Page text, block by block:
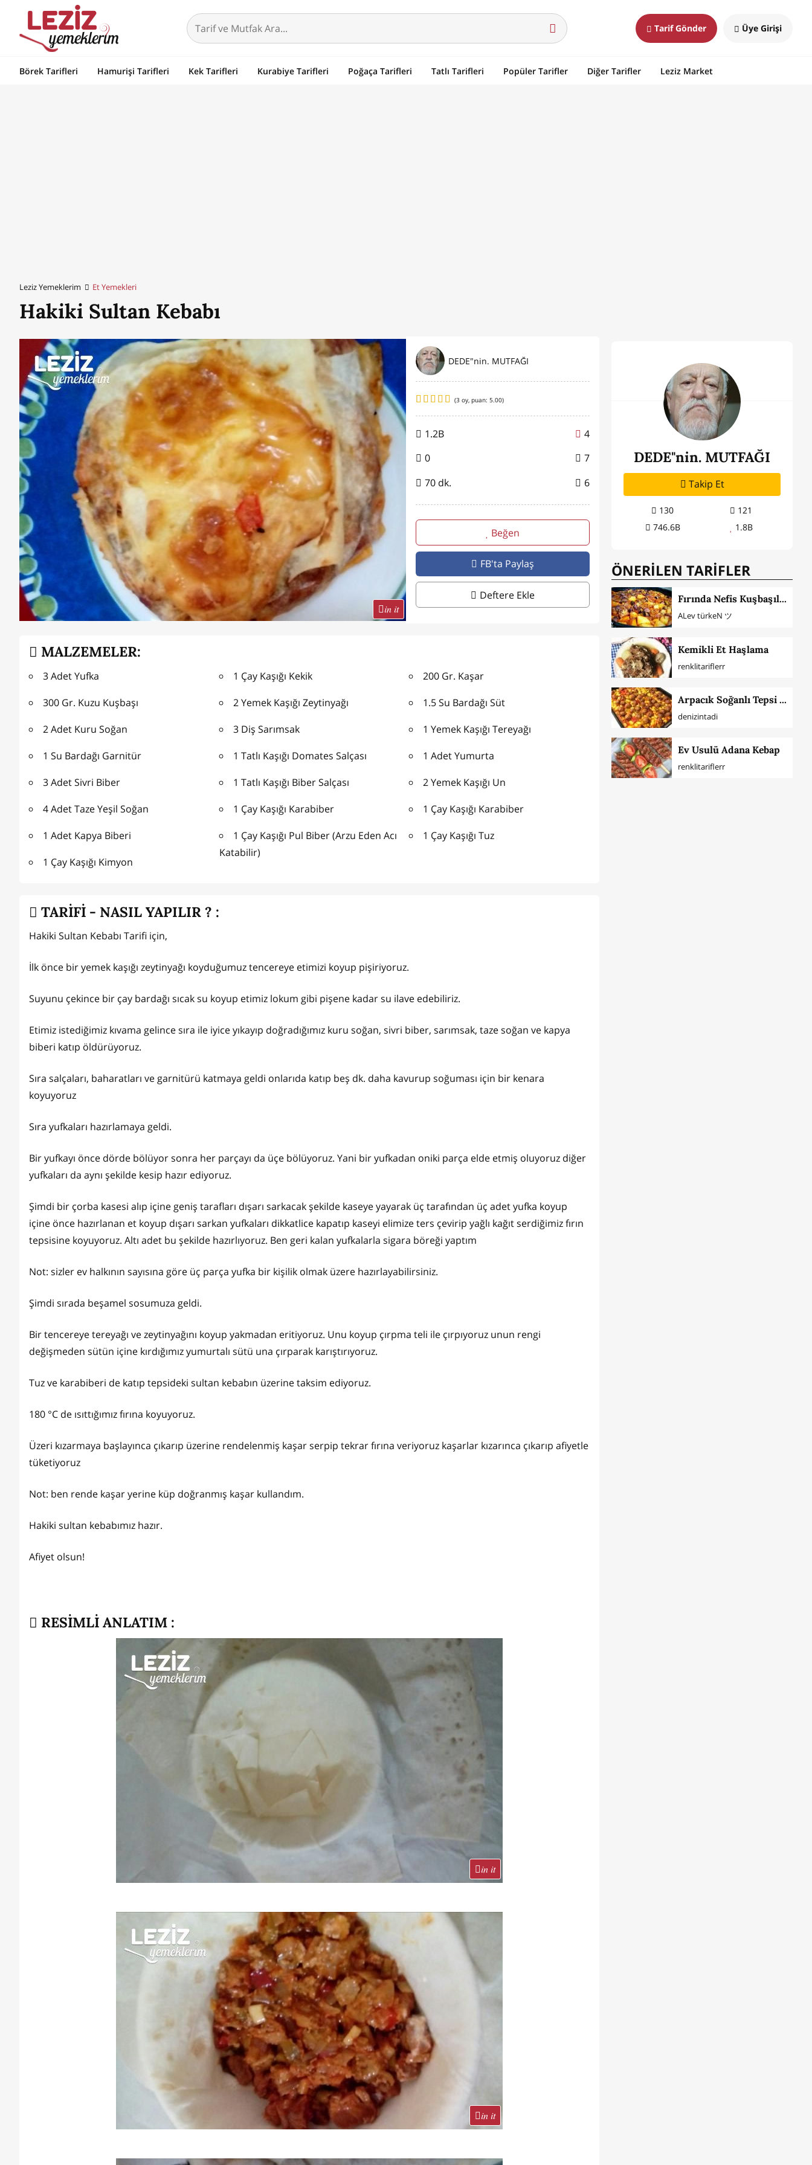
Tarif Gönder Üye Girişi
Börek Tarifleri Hamurişi Tarifleri Kek Tarifleri Kurabiye Tarifleri Poğaça Tarifleri Tatlı Tarifleri Popüler Tarifler Diğer Tarifler Leziz Market
Leziz Yemeklerim Et Yemekleri
Hakiki Sultan Kebabı
in it
DEDE"nin. MUTFAĞI
(3 oy, puan: 5.00)
1.2B
4
0
7
70 dk.
6
Beğen
FB'ta Paylaş
Deftere Ekle
MALZEMELER:
3 Adet Yufka
300 Gr. Kuzu Kuşbaşı
2 Adet Kuru Soğan
1 Su Bardağı Garnitür
3 Adet Sivri Biber
4 Adet Taze Yeşil Soğan
1 Adet Kapya Biberi
1 Çay Kaşığı Kimyon
1 Çay Kaşığı Kekik
2 Yemek Kaşığı Zeytinyağı
3 Diş Sarımsak
1 Tatlı Kaşığı Domates Salçası
1 Tatlı Kaşığı Biber Salçası
1 Çay Kaşığı Karabiber
1 Çay Kaşığı Pul Biber (Arzu Eden Acı
Katabilir)
200 Gr. Kaşar
1.5 Su Bardağı Süt
1 Yemek Kaşığı Tereyağı
1 Adet Yumurta
2 Yemek Kaşığı Un
1 Çay Kaşığı Karabiber
1 Çay Kaşığı Tuz
TARİFİ - NASIL YAPILIR ? :
Hakiki Sultan Kebabı Tarifi için,
İlk önce bir yemek kaşığı zeytinyağı koyduğumuz tencereye etimizi koyup pişiriyoruz.
Suyunu çekince bir çay bardağı sıcak su koyup etimiz lokum gibi pişene kadar su ilave edebiliriz.
Etimiz istediğimiz kıvama gelince sıra ile iyice yıkayıp doğradığımız kuru soğan, sivri biber, sarımsak, taze soğan ve kapya
biberi katıp öldürüyoruz.
Sıra salçaları, baharatları ve garnitürü katmaya geldi onlarıda katıp beş dk. daha kavurup soğuması için bir kenara
koyuyoruz
Sıra yufkaları hazırlamaya geldi.
Bir yufkayı önce dörde bölüyor sonra her parçayı da üçe bölüyoruz. Yani bir yufkadan oniki parça elde etmiş oluyoruz diğer
yufkaları da aynı şekilde kesip hazır ediyoruz.
Şimdi bir çorba kasesi alıp içine geniş tarafları dışarı sarkacak şekilde kaseye yayarak üç tarafından üç adet yufka koyup
içine önce hazırlanan et koyup dışarı sarkan yufkaları dikkatlice kapatıp kaseyi elimize ters çevirip yağlı kağıt serdiğimiz fırın
tepsisine koyuyoruz. Altı adet bu şekilde hazırlıyoruz. Ben geri kalan yufkalarla sigara böreği yaptım
Not: sizler ev halkının sayısına göre üç parça yufka bir kişilik olmak üzere hazırlayabilirsiniz.
Şimdi sırada beşamel sosumuza geldi.
Bir tencereye tereyağı ve zeytinyağını koyup yakmadan eritiyoruz. Unu koyup çırpma teli ile çırpıyoruz unun rengi
değişmeden sütün içine kırdığımız yumurtalı sütü una çırparak karıştırıyoruz.
Tuz ve karabiberi de katıp tepsideki sultan kebabın üzerine taksim ediyoruz.
180 °C de ısıttığımız fırına koyuyoruz.
Üzeri kızarmaya başlayınca çıkarıp üzerine rendelenmiş kaşar serpip tekrar fırına veriyoruz kaşarlar kızarınca çıkarıp afiyetle
tüketiyoruz
Not: ben rende kaşar yerine küp doğranmış kaşar kullandım.
Hakiki sultan kebabımız hazır.
Afiyet olsun!
RESİMLİ ANLATIM :
in it
in it
DEDE"nin. MUTFAĞI
Takip Et
130
121
746.6B
1.8B
ÖNERİLEN TARİFLER
Fırında Nefis Kuşbaşılı Patates Ve Patlıcan Yemeği (Kızartarak)
ALev türkeN ツ
Kemikli Et Haşlama
renklitariflerr
Arpacık Soğanlı Tepsi Kebabı
denizintadi
Ev Usulü Adana Kebap
renklitariflerr